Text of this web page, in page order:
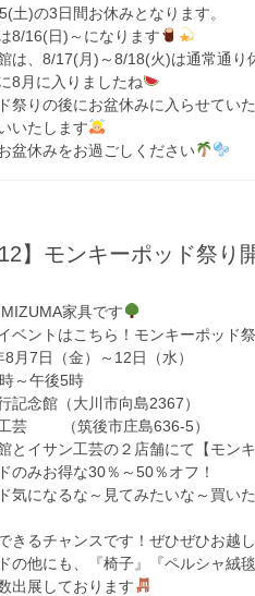
土)の3日間お休みとなります。
8/16(日)～になります
は、8/17(月)～8/18(火)は通常通り
8月に入りましたね
祭りの後にお盆休みに入らせていた
いたします
盆休みをお過ごしください
】モンキーポッド祭り
家具です
ベントはこちら！モンキーポッド
月7日（金）～12日（水）
～午後5時
記念館（大川市向島2367）
（筑後市庄島636-5）
とイサン工芸の２店舗にて【モン
のみお得な30％～50％オフ！
気になるな～見てみたいな～買い
きるチャンスです！ぜひぜひお越
の他にも、『椅子』『ペルシャ絨
出展しております